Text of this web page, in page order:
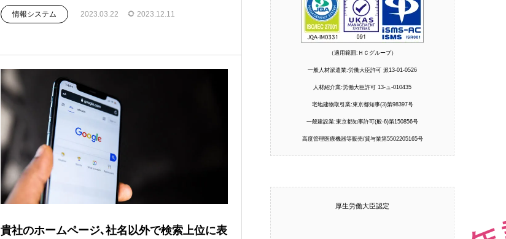
情報システム 2023.03.22 2023.12.11
貴社のホームページ､社名以外で検索上位に表
（適用範囲:ＨＣグループ）
一般人材派遣業:労働大臣許可 派13-01-0526
人材紹介業:労働大臣許可 13-ュ-010435
宅地建物取引業:東京都知事(3)第98397号
一般建設業:東京都知事許可(般-6)第150856号
高度管理医療機器等販売/貸与業第5502205165号
厚生労働大臣認定